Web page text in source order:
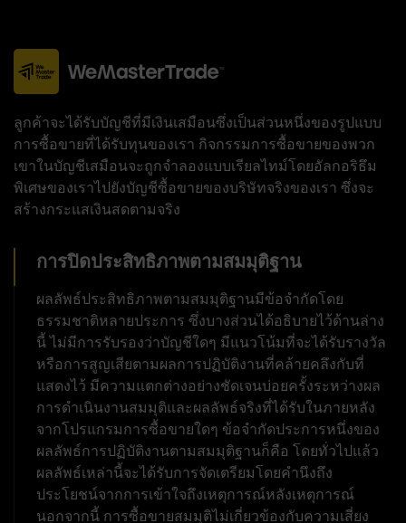
ลูกค้าจะได้รับบัญชีที่มีเงินเสมือนซึ่งเป็นส่วนหนึ่งของรูปแบบ
การซื้อขายที่ได้รับทุนของเรา กิจกรรมการซื้อขายของพวก
เขาในบัญชีเสมือนจะถูกจำลองแบบเรียลไทม์โดยอัลกอริธึม
พิเศษของเราไปยังบัญชีซื้อขายของบริษัทจริงของเรา ซึ่งจะ
สร้างกระแสเงินสดตามจริง
การปิดประสิทธิภาพตามสมมุติฐาน
ผลลัพธ์ประสิทธิภาพตามสมมุติฐานมีข้อจำกัดโดย
ธรรมชาติหลายประการ ซึ่งบางส่วนได้อธิบายไว้ด้านล่าง
นี้ ไม่มีการรับรองว่าบัญชีใดๆ มีแนวโน้มที่จะได้รับรางวัล
หรือการสูญเสียตามผลการปฏิบัติงานที่คล้ายคลึงกับที่
แสดงไว้ มีความแตกต่างอย่างชัดเจนบ่อยครั้งระหว่างผล
การดำเนินงานสมมุติและผลลัพธ์จริงที่ได้รับในภายหลัง
จากโปรแกรมการซื้อขายใดๆ ข้อจำกัดประการหนึ่งของ
ผลลัพธ์การปฏิบัติงานตามสมมุติฐานก็คือ โดยทั่วไปแล้ว
ผลลัพธ์เหล่านี้จะได้รับการจัดเตรียมโดยคำนึงถึง
ประโยชน์จากการเข้าใจถึงเหตุการณ์หลังเหตุการณ์
นอกจากนี้ การซื้อขายสมมุติไม่เกี่ยวข้องกับความเสี่ยง